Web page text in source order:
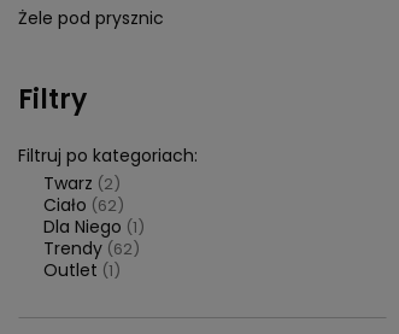
Żele pod prysznic
Filtry
Filtruj po kategoriach:
Twarz (2)
Ciało (62)
Dla Niego (1)
Trendy (62)
Outlet (1)